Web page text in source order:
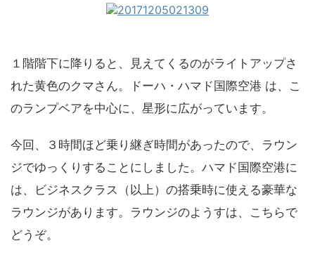
１階階下に降りると、見えてくるのがライトアップさ
れた黄色のクマさん。ドーハ・ハマド国際空港 は、こ
のランプベアを中心に、星形に広がっています。
今回、３時間ほど乗り継ぎ時間があったので、ラウン
ジでゆっくりすることにしました。ハマド国際空港に
は、ビジネスクラス（以上）の搭乗時に使える豪華な
ラウンジがあります。ラウンジのようすは、こちらで
どうぞ。